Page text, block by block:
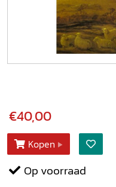
€40,00
Kopen
Op voorraad